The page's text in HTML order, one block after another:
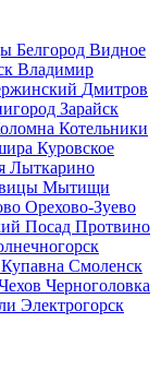
Белгород Видное
Владимир
Дмитров
Зарайск
Котельники
Куровское
Лыткарино
Мытищи
Орехово-Зуево
Посад Протвино
Смоленск
Черноголовка
Электрогорск